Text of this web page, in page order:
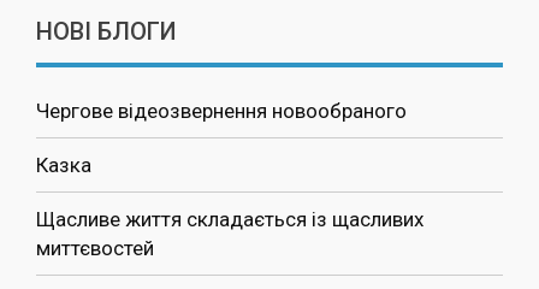
НОВІ БЛОГИ
Чергове відеозвернення новообраного
Казка
Щасливе життя складається із щасливих
миттєвостей